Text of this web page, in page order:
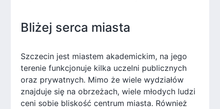
Bliżej serca miasta
Szczecin jest miastem akademickim, na jego
terenie funkcjonuje kilka uczelni publicznych
oraz prywatnych. Mimo że wiele wydziałów
znajduje się na obrzeżach, wiele młodych ludzi
ceni sobie bliskość centrum miasta. Również